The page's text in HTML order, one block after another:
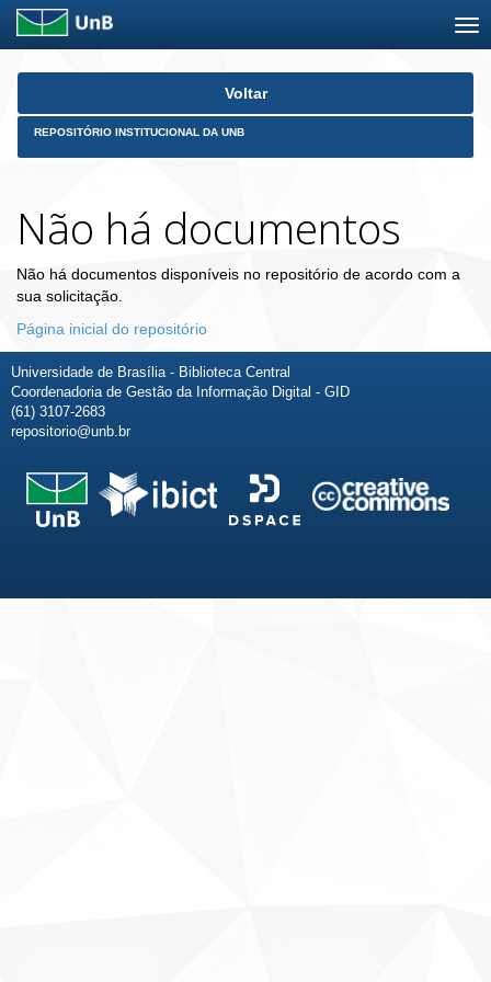
Skip
Voltar
REPOSITÓRIO INSTITUCIONAL DA UNB
Não há documentos
Não há documentos disponíveis no repositório de acordo com a
sua solicitação.
Página inicial do repositório
Universidade de Brasília - Biblioteca Central
Coordenadoria de Gestão da Informação Digital - GID
(61) 3107-2683
repositorio@unb.br